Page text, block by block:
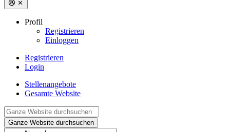
Profil
Registrieren
Einloggen
Registrieren
Login
Stellenangebote
Gesamte Website